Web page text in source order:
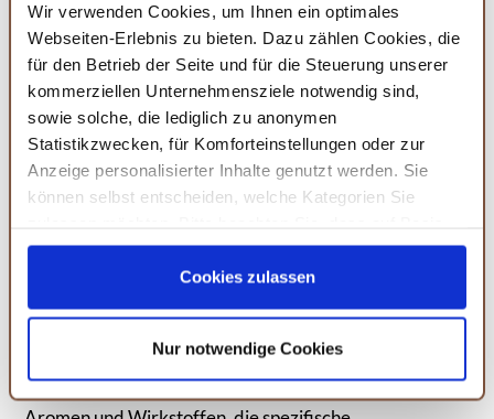
Wir verwenden Cookies, um Ihnen ein optimales
Webseiten-Erlebnis zu bieten. Dazu zählen Cookies, die
für den Betrieb der Seite und für die Steuerung unserer
kommerziellen Unternehmensziele notwendig sind,
sowie solche, die lediglich zu anonymen
Statistikzwecken, für Komforteinstellungen oder zur
Anzeige personalisierter Inhalte genutzt werden. Sie
können selbst entscheiden, welche Kategorien Sie
Ihrer Einstellungen womöglich nicht mehr alle
Serviceleistungen auf der Seite zur Verfügung stehen.
Sie können Ihre Einwilligung selbstverständlich jederzeit
und diese abändern. Die Rechtmäßigkeit der aufgrund
der Einwilligung bis zum Widerruf erfolgten Verarbeitung
wird hiervon nicht berührt. Weitere Informationen finden
Cookies zulassen
Nur notwendige Cookies
Amazon
THIODOON Golf-Tees,83mm weniger
Reibung, Holz-Tees
Umweltfreundliche, professionelle Golf-Tees aus Naturholz
für Golfspieler.
umweltfreundlich: 100% natürliches hartholz
niedrige widerstandsspitze für weniger reibung
MEHR DETAILS
Ein weiterer interessanter Aspekt bei der Auswahl von
Teesorten für den Winter ist die Kombination von